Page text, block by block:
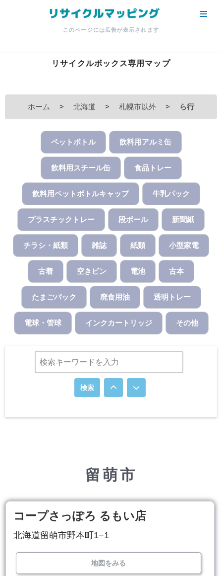
ッ
このページには広告が表示されます
リサイクルボックス専用マップ
ホーム > 北海道 > 札幌市以外 > ら行
ペットボトル 飲料用アルミ缶
飲料用スチール缶 食品トレー
飲料用ペットボトルキャップ 牛乳パック
プラスチックトレー 段ボール 新聞紙
チラシ・紙類 雑誌 紙類 小型家電
古着 空きビン 電池 古本
たまごパック 廃食用油 透明トレー
電球・管球 インクカートリッジ その他
検索
留萌市
コープさっぽろ るもい店
北海道留萌市野本町1−1
地図をみる